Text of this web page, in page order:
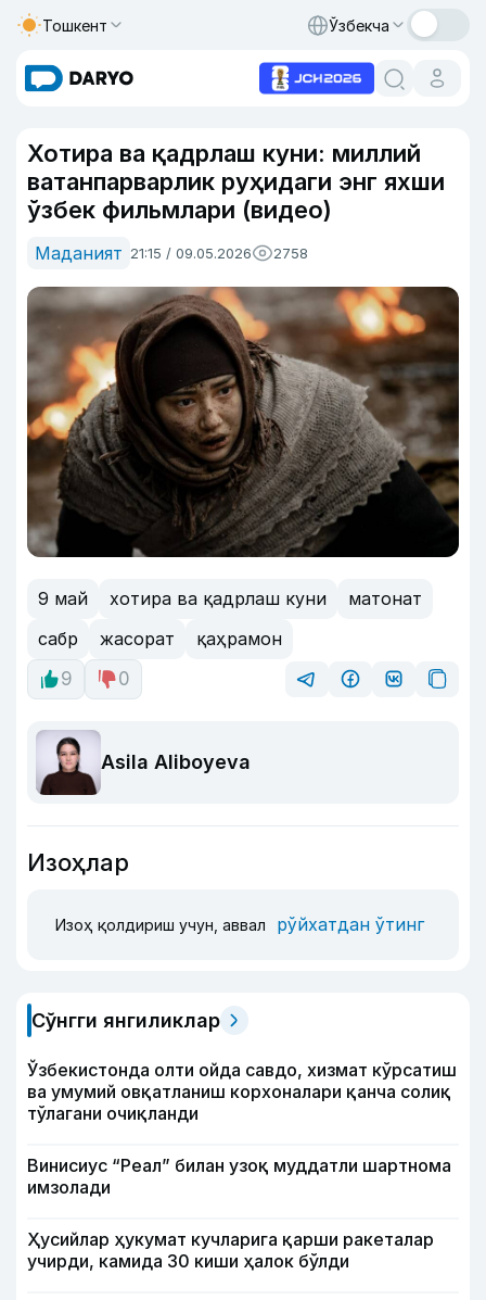
Тошкент Ўзбекча
Хотира ва қадрлаш куни: миллий
ватанпарварлик руҳидаги энг яхши
ўзбек фильмлари (видео)
Маданият 21:15 / 09.05.2026 2758
9 май хотира ва қадрлаш куни
матонат
сабр
жасорат
қаҳрамон
9
0
Asila Aliboyeva
Изоҳлар
Изоҳ қолдириш учун, аввал рўйхатдан ўтинг
Сўнгги янгиликлар
Ўзбекистонда олти ойда савдо, хизмат кўрсатиш
ва умумий овқатланиш корхоналари қанча солиқ
тўлагани очиқланди
Винисиус “Реал” билан узоқ муддатли шартнома
имзолади
Ҳусийлар ҳукумат кучларига қарши ракеталар
учирди, камида 30 киши ҳалок бўлди